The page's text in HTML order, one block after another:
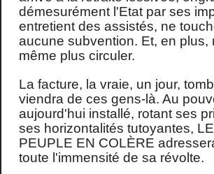
démesurément l'Etat par ses
entretient des assistés, ne
aucune subvention. Et, en plus,
même plus circuler.
La facture, la vraie, un jour,
viendra de ces gens-là. Au
aujourd'hui installé, rotant ses
ses horizontalités tutoyantes,
PEUPLE EN COLÈRE
toute l'immensité de sa révolte.